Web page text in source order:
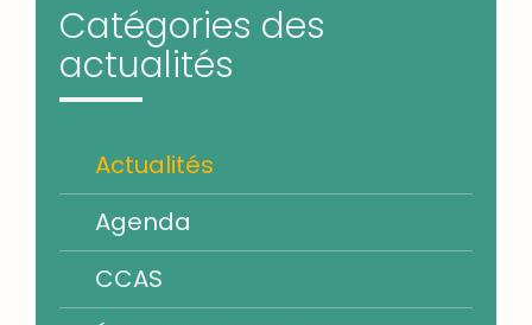
Catégories des
actualités
Actualités
Agenda
CCAS